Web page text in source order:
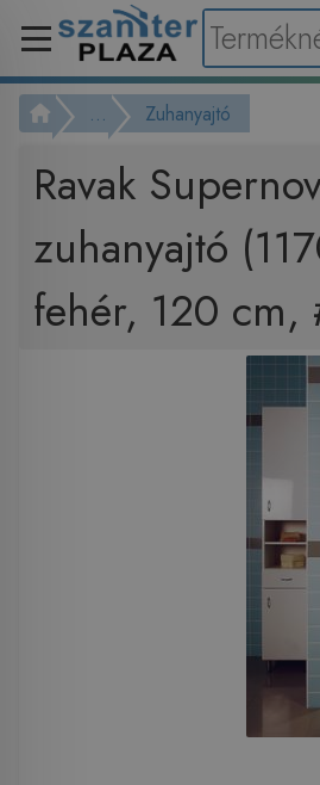
... Zuhanyajtó
Ravak
zuhanyajtó
fehér, 120 cm,